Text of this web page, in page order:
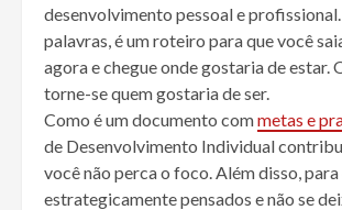
desenvolvimento pessoal e
palavras, é um roteiro para que você
agora e chegue onde gostaria de estar.
torne-se quem gostaria de ser.
Como é um documento commetas e
de Desenvolvimento Individual
você não perca o foco. Além disso, para
estrategicamente pensados e não se